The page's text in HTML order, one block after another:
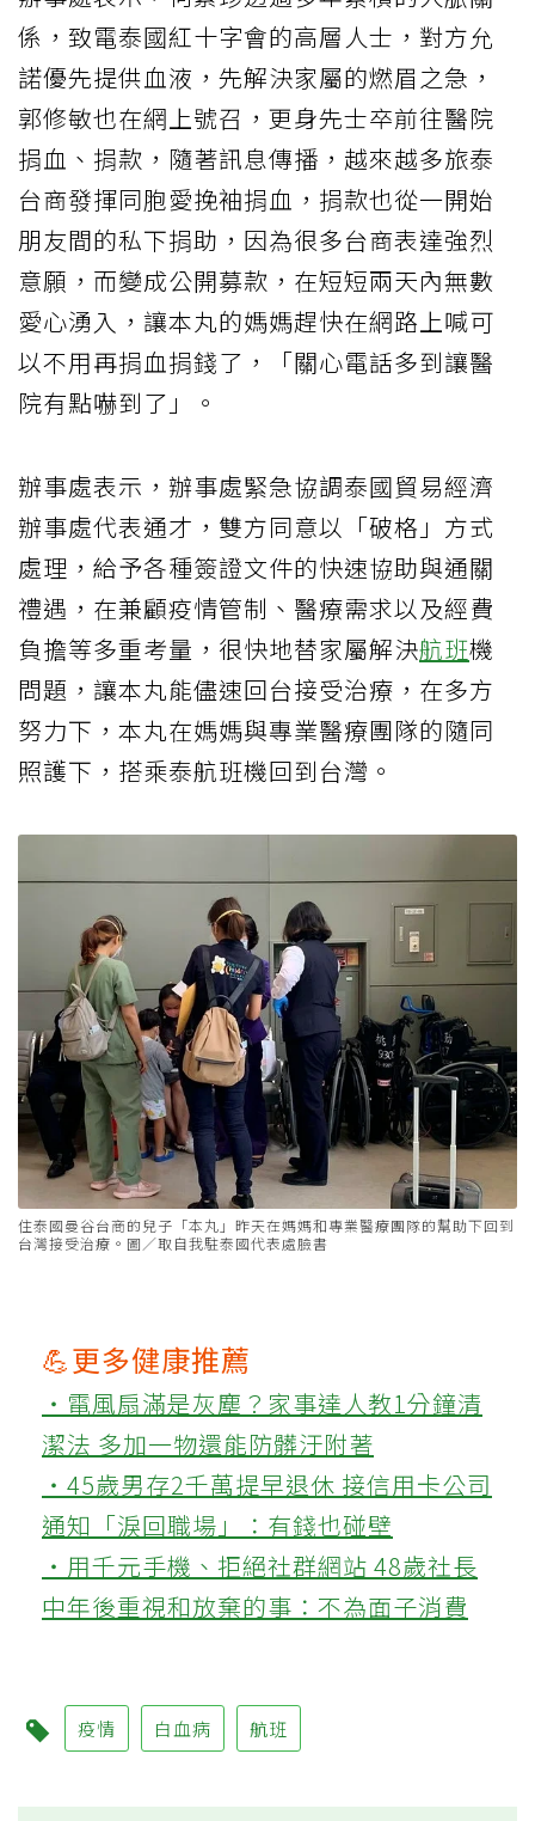
係，致電泰國紅十字會的高層人士，對方允
諾優先提供血液，先解決家屬的燃眉之急，
郭修敏也在網上號召，更身先士卒前往醫院
捐血、捐款，隨著訊息傳播，越來越多旅泰
台商發揮同胞愛挽袖捐血，捐款也從一開始
朋友間的私下捐助，因為很多台商表達強烈
意願，而變成公開募款，在短短兩天內無數
愛心湧入，讓本丸的媽媽趕快在網路上喊可
以不用再捐血捐錢了，「關心電話多到讓醫
院有點嚇到了」。
辦事處表示，辦事處緊急協調泰國貿易經濟
辦事處代表通才，雙方同意以「破格」方式
處理，給予各種簽證文件的快速協助與通關
禮遇，在兼顧疫情管制、醫療需求以及經費
負擔等多重考量，很快地替家屬解決航班機
問題，讓本丸能儘速回台接受治療，在多方
努力下，本丸在媽媽與專業醫療團隊的隨同
照護下，搭乘泰航班機回到台灣。
住泰國曼谷台商的兒子「本丸」昨天在媽媽和專業醫療團隊的幫助下回到
台灣接受治療。圖／取自我駐泰國代表處臉書
💪更多健康推薦
‧電風扇滿是灰塵？家事達人教1分鐘清
潔法 多加一物還能防髒汙附著
‧45歲男存2千萬提早退休 接信用卡公司
通知「淚回職場」：有錢也碰壁
‧用千元手機、拒絕社群網站 48歲社長
中年後重視和放棄的事：不為面子消費
疫情 白血病 航班